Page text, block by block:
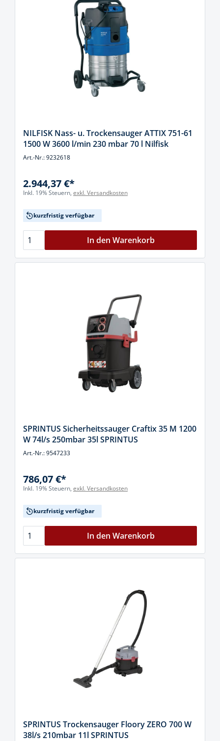
NILFISK Nass- u. Trockensauger ATTIX 751-61
1500 W 3600 l/min 230 mbar 70 l Nilfisk
Art.-Nr.: 9232618
2.944,37 €*
Inkl. 19% Steuern, exkl. Versandkosten
kurzfristig verfügbar
In den Warenkorb
SPRINTUS Sicherheitssauger Craftix 35 M 1200
W 74l/s 250mbar 35l SPRINTUS
Art.-Nr.: 9547233
786,07 €*
Inkl. 19% Steuern, exkl. Versandkosten
kurzfristig verfügbar
In den Warenkorb
SPRINTUS Trockensauger Floory ZERO 700 W
38l/s 210mbar 11l SPRINTUS